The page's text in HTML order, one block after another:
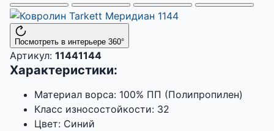
Посмотреть в интерьере 360°
Артикул: 11441144
Характеристики:
Материал ворса: 100% ПП (Полипропилен)
Класс износостойкости: 32
Цвет: Синий